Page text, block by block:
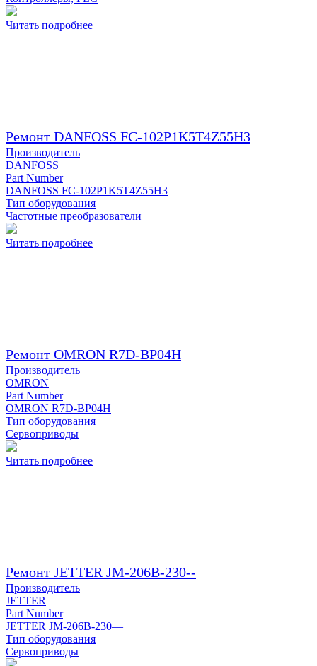
Читать подробнее
Ремонт DANFOSS FC-102P1K5T4Z55H3
Производитель
DANFOSS
Part Number
DANFOSS FC-102P1K5T4Z55H3
Тип оборудования
Частотные преобразователи
Читать подробнее
Ремонт OMRON R7D-BP04H
Производитель
OMRON
Part Number
OMRON R7D-BP04H
Тип оборудования
Сервоприводы
Читать подробнее
Ремонт JETTER JM-206B-230--
Производитель
JETTER
Part Number
JETTER JM-206B-230—
Тип оборудования
Сервоприводы